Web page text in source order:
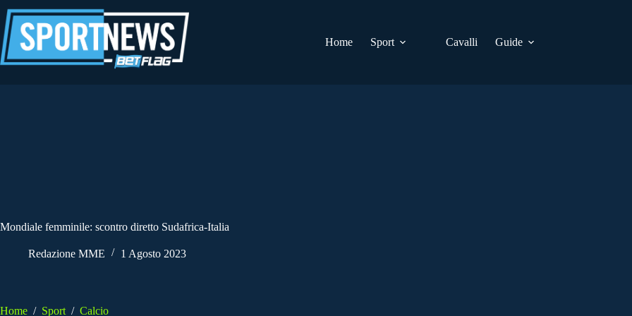
al
contenuto
Home
Sport Cavalli Guide
Mondiale femminile: scontro diretto Sudafrica-Italia
Redazione MME 1 Agosto 2023
Home / Sport / Calcio